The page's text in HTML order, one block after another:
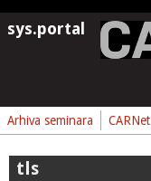
Skoči na glavni sadržaj
sys.portal
Arhiva seminara
tls